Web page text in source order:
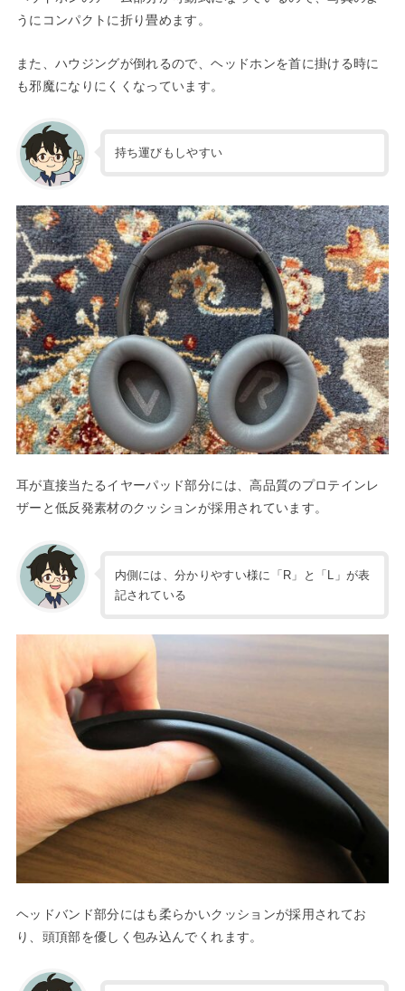
うにコンパクトに折り畳めます。
また、ハウジングが倒れるので、ヘッドホンを首に掛ける時に
も邪魔になりにくくなっています。
持ち運びもしやすい
耳が直接当たるイヤーパッド部分には、高品質のプロテインレ
ザーと低反発素材のクッションが採用されています。
内側には、分かりやすい様に「R」と「L」が表
記されている
ヘッドバンド部分にはも柔らかいクッションが採用されてお
り、頭頂部を優しく包み込んでくれます。